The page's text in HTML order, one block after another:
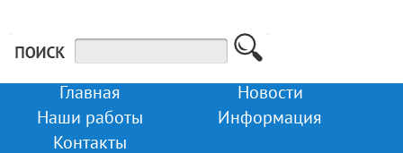
Главная
Новости
Наши работы
Информация
Контакты